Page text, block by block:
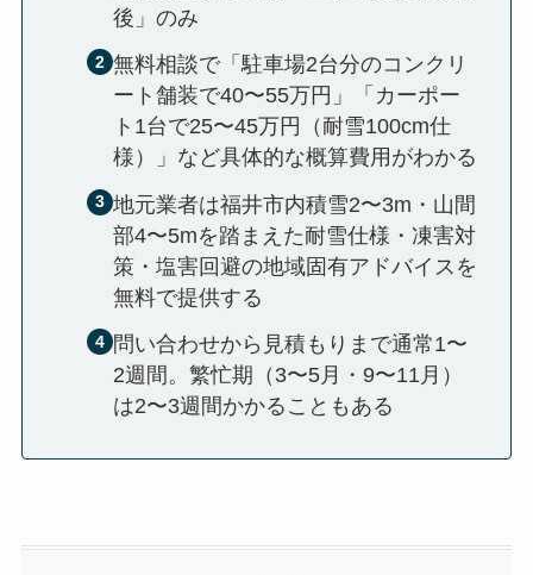
後」のみ
無料相談で「駐車場2台分のコンクリ
ート舗装で40〜55万円」「カーポー
ト1台で25〜45万円（耐雪100cm仕
様）」など具体的な概算費用がわかる
地元業者は福井市内積雪2〜3m・山間
部4〜5mを踏まえた耐雪仕様・凍害対
策・塩害回避の地域固有アドバイスを
無料で提供する
問い合わせから見積もりまで通常1〜
2週間。繁忙期（3〜5月・9〜11月）
は2〜3週間かかることもある